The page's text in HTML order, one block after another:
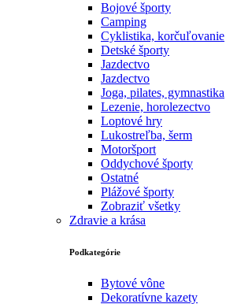
Bojové športy
Camping
Cyklistika, korčuľovanie
Detské športy
Jazdectvo
Jazdectvo
Joga, pilates, gymnastika
Lezenie, horolezectvo
Loptové hry
Lukostreľba, šerm
Motoršport‎
Oddychové športy
Ostatné
Plážové športy
Zobraziť všetky
Zdravie a krása
Podkategórie
Bytové vône
Dekoratívne kazety